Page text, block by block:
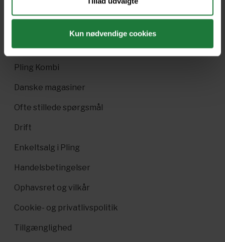
Kun nødvendige cookies
Pling Favorit
Pling Kombi
Danske magasiner
Ofte stillede spørgsmål
Drift
Enkeltsalg i Pling
Handelsbetingelser
Ophavsret og vilkår
Cookie- og privatlivspolitik
Tillgænglighed